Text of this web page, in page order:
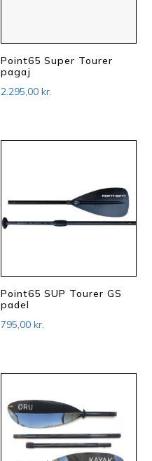
Point65 Super Tourer
pagaj
2.295,00kr.
Point65 SUP Tourer GS
padel
795,00kr.